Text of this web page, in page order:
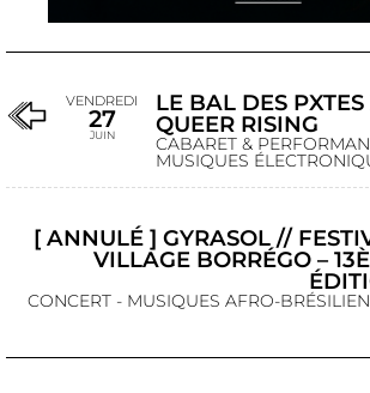
VENDREDI
27
JUIN
LE BAL DES
QUEER RISING
CABARET &
MUSIQUES
[ ANNULÉ ] GYRASOL //
VILLAGE BORRÉGO –
CONCERT - MUSIQUES AFRO-